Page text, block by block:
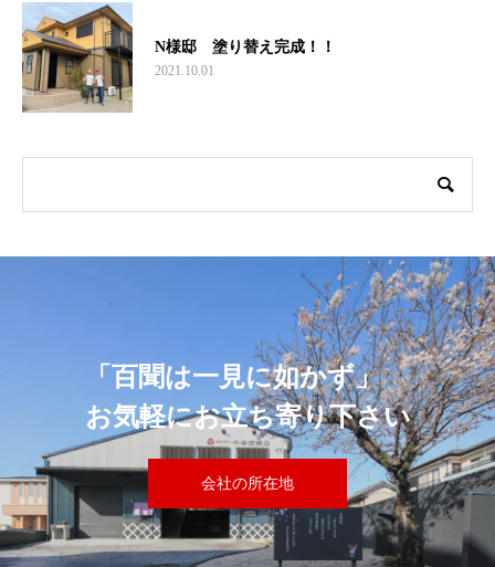
N様邸 塗り替え完成！！
2021.10.01
「百聞は一見に如かず」
お気軽にお立ち寄り下さい
会社の所在地